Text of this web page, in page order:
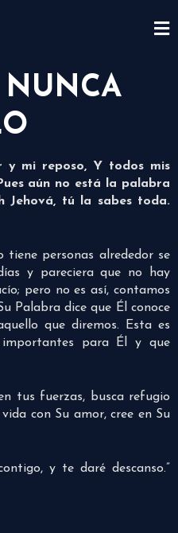
y mi reposo, Y todos mis
aún no está la palabra
Jehová, tú la sabes toda.
tiene personas alrededor se
y pareciera que no hay
pero no es así, contamos
Palabra dice que Él conoce
que diremos. Esta es
para Él y que
tus fuerzas, busca refugio
con Su amor, cree en Su
y te daré descanso.”